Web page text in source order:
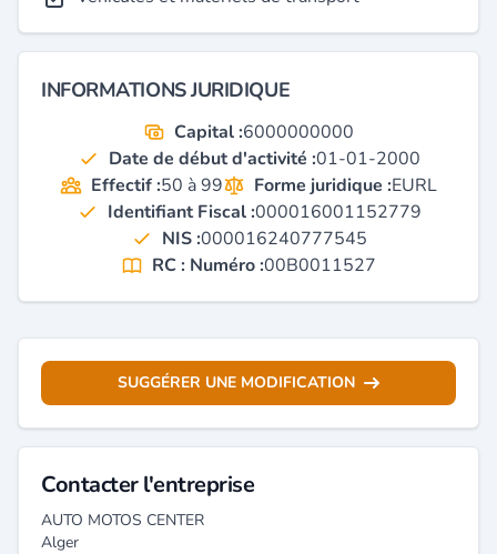
INFORMATIONS JURIDIQUE
Capital :6000000000
Date de début d'activité :01-01-2000
Effectif :50 à 99 Forme juridique :EURL
Identifiant Fiscal :000016001152779
NIS :000016240777545
RC : Numéro :00B0011527
SUGGÉRER UNE MODIFICATION
Contacter l'entreprise
AUTO MOTOS CENTER
Alger